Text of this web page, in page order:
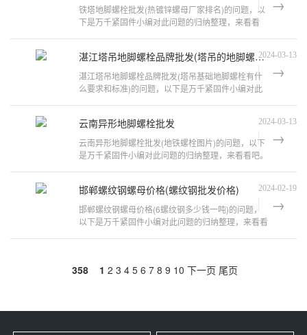
铁塔地脚螺栓批发(热镀锌螺母厂家排名)的问题，以
下是万千紧固件小编对此问题的归纳整理，来看看
湛江塔吊地脚螺栓品牌批发(塔吊的地脚螺栓是什么材质的钢材)
2024-03-13
湛江塔吊地脚螺栓品牌批发(塔吊基础地脚螺栓有什
么要求和标准)的问题，以下是万千紧固件小编对此
云南异形地脚螺栓批发 2024-03-13
云南异形地脚螺栓批发(地铁螺栓图片)的问题，以下
是万千紧固件小编对此问题的归纳整理，来看看吧。
邯郸螺纹钢螺母价格(螺纹钢批发价格) 2024-02-19
邯郸螺纹钢螺母价格(6螺纹钢多少钱一吨)的问题，
以下是万千紧固件小编对此问题的归纳整理，来看看
358 1 2 3 4 5 6 7 8 9 10 下一页 尾页